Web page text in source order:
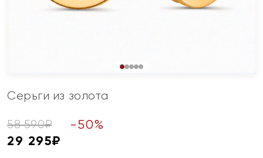
Серьги из золота
58 590₽ -50%
29 295₽